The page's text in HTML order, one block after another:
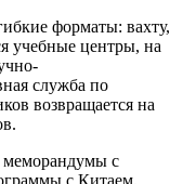
форматы: вахту,
учебные центры, на
служба по
возвращается на
меморандумы с
с Китаем,